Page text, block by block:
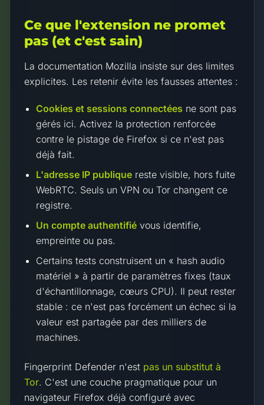
Ce que l'extension ne promet
pas (et c'est sain)
La documentation Mozilla insiste sur des limites
explicites. Les retenir évite les fausses attentes :
Cookies et sessions connectées ne sont pas
gérés ici. Activez la protection renforcée
contre le pistage de Firefox si ce n'est pas
déjà fait.
L'adresse IP publique reste visible, hors fuite
WebRTC. Seuls un VPN ou Tor changent ce
registre.
Un compte authentifié vous identifie,
empreinte ou pas.
Certains tests construisent un « hash audio
matériel » à partir de paramètres fixes (taux
d'échantillonnage, cœurs CPU). Il peut rester
stable : ce n'est pas forcément un échec si la
valeur est partagée par des milliers de
machines.
Fingerprint Defender n'est pas un substitut à
Tor. C'est une couche pragmatique pour un
navigateur Firefox déjà configuré avec